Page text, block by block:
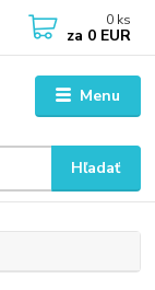
Menu
Hľadať
0 ks
za 0 EUR